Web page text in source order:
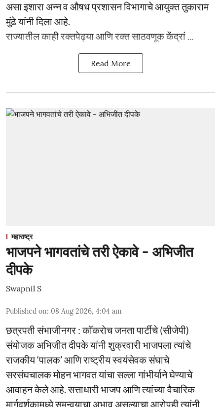
असा इशारा अन्न व औषध प्रशासन विभागाचे आयुक्त तुकाराम
मुंढे यांनी दिला आहे.
राज्यातील काही रक्तपेढ्या आणि रक्त साठवणूक केंद्रां ...
Read More
महाराष्ट्र
भाजपने भागवतांचे तरी ऐकावे - अभिजीत
दीपके
Swapnil S
Published on: 08 Aug 2026, 4:04 am
छत्रपती संभाजीनगर : कॉकराेच जनता पार्टीचे (सीजेपी)
संयोजक अभिजीत दीपके यांनी शुक्रवारी भाजपला त्यांचे
राजकीय ‘पालक’ आणि राष्ट्रीय स्वयंसेवक संघाचे
सरसंघचालक मोहन भागवत यांचा सल्ला गांभीर्याने घेण्याचे
आवाहन केले आहे. सत्ताधारी भाजप आणि त्यांच्या वैचारिक
मार्गदर्शकामध्ये समन्वयाचा अभाव असल्याचा आरोपही त्यांनी